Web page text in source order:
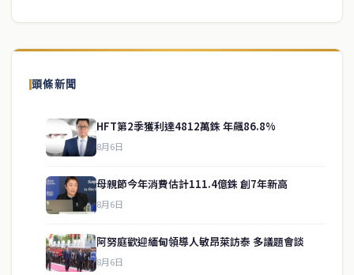
頭條新聞
HFT第2季獲利達4812萬銖 年飆86.8%
8月6日
母親節今年消費估計111.4億銖 創7年新高
8月6日
阿努庭歡迎緬甸領導人敏昂萊訪泰 多議題會談
8月6日